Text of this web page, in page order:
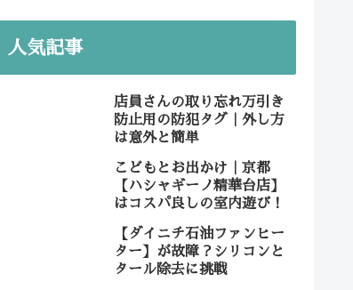
人気記事
店員さんの取り忘れ万引き
防止用の防犯タグ｜外し方
は意外と簡単
こどもとお出かけ｜京都
【ハシャギーノ精華台店】
はコスパ良しの室内遊び！
【ダイニチ石油ファンヒー
ター】が故障？シリコンと
タール除去に挑戦